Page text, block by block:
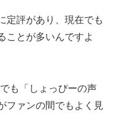
定評があり、現在でも
ことが多いんですよ
も「しょっぴーの声
ファンの間でもよく見